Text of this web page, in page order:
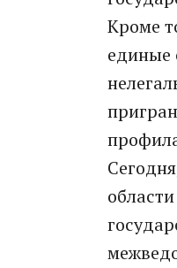
Кроме
единые